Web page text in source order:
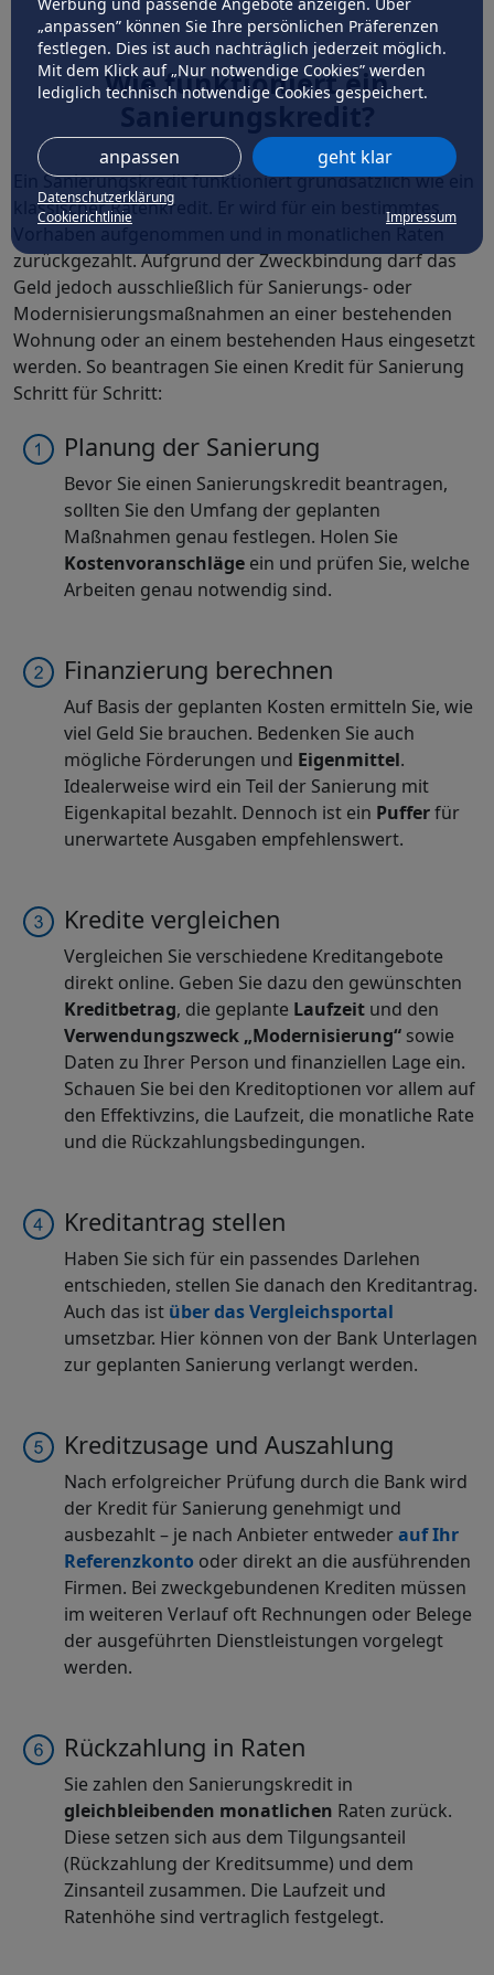
„anpassen” können Sie Ihre persönlichen Präferenzen
festlegen. Dies ist auch nachträglich jederzeit möglich.
Mit dem Klick auf „Nur notwendige Cookies” werden
lediglich technisch notwendige Cookies gespeichert.
anpassen geht klar
Datenschutzerklärung
Cookierichtlinie
Impressum
Wie funktioniert ein
Sanierungskredit?
Ein Sanierungskredit funktioniert grundsätzlich wie ein
klassischer Ratenkredit. Er wird für ein bestimmtes
zurückgezahlt. Aufgrund der Zweckbindung darf das
Geld jedoch ausschließlich für Sanierungs- oder
Modernisierungsmaßnahmen an einer bestehenden
Wohnung oder an einem bestehenden Haus eingesetzt
werden. So beantragen Sie einen Kredit für Sanierung
Schritt für Schritt:
Planung der Sanierung
Bevor Sie einen Sanierungskredit beantragen,
sollten Sie den Umfang der geplanten
Maßnahmen genau festlegen. Holen Sie
Kostenvoranschläge ein und prüfen Sie, welche
Arbeiten genau notwendig sind.
Finanzierung berechnen
Auf Basis der geplanten Kosten ermitteln Sie, wie
viel Geld Sie brauchen. Bedenken Sie auch
mögliche Förderungen und Eigenmittel.
Idealerweise wird ein Teil der Sanierung mit
Eigenkapital bezahlt. Dennoch ist ein Pufferfür
unerwartete Ausgaben empfehlenswert.
Kredite vergleichen
Vergleichen Sie verschiedene Kreditangebote
direkt online. Geben Sie dazu den gewünschten
Kreditbetrag, die geplante Laufzeit und den
Verwendungszweck „Modernisierung“ sowie
Daten zu Ihrer Person und finanziellen Lage ein.
Schauen Sie bei den Kreditoptionen vor allem auf
den Effektivzins, die Laufzeit, die monatliche Rate
und die Rückzahlungsbedingungen.
Kreditantrag stellen
Haben Sie sich für ein passendes Darlehen
entschieden, stellen Sie danach den Kreditantrag.
Auch das ist über das Vergleichsportal
umsetzbar. Hier können von der Bank Unterlagen
zur geplanten Sanierung verlangt werden.
Kreditzusage und Auszahlung
Nach erfolgreicher Prüfung durch die Bank wird
der Kredit für Sanierung genehmigt und
ausbezahlt – je nach Anbieter entwederauf Ihr
Referenzkonto oder direkt an die ausführenden
Firmen. Bei zweckgebundenen Krediten müssen
im weiteren Verlauf oft Rechnungen oder Belege
der ausgeführten Dienstleistungen vorgelegt
werden.
Rückzahlung in Raten
Sie zahlen den Sanierungskredit in
gleichbleibenden monatlichen Raten zurück.
Diese setzen sich aus dem Tilgungsanteil
(Rückzahlung der Kreditsumme) und dem
Zinsanteil zusammen. Die Laufzeit und
Ratenhöhe sind vertraglich festgelegt.